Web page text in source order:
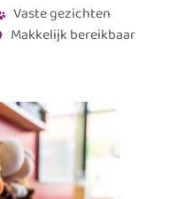
Vaste gezichten
Makkelijk bereikbaar